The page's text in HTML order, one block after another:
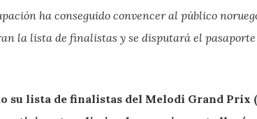
ha conseguido convencer al público
la lista de finalistas y se disputará el
su lista de finalistas del Melodi Grand Prix